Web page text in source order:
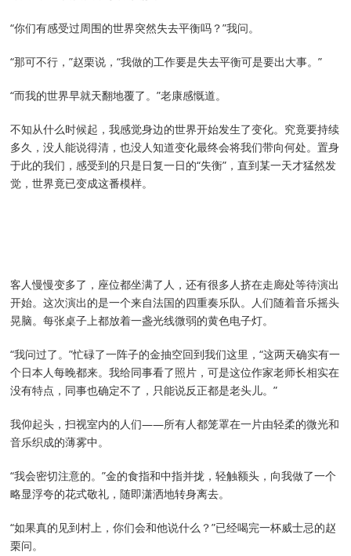
“你们有感受过周围的世界突然失去平衡吗？”我问。
“那可不行，”赵栗说，“我做的工作要是失去平衡可是要出大事。”
“而我的世界早就天翻地覆了。”老康感慨道。
不知从什么时候起，我感觉身边的世界开始发生了变化。究竟要持续
多久，没人能说得清，也没人知道变化最终会将我们带向何处。置身
于此的我们，感受到的只是日复一日的“失衡”，直到某一天才猛然发
觉，世界竟已变成这番模样。
客人慢慢变多了，座位都坐满了人，还有很多人挤在走廊处等待演出
开始。这次演出的是一个来自法国的四重奏乐队。人们随着音乐摇头
晃脑。每张桌子上都放着一盏光线微弱的黄色电子灯。
“我问过了。”忙碌了一阵子的金抽空回到我们这里，“这两天确实有一
个日本人每晚都来。我给同事看了照片，可是这位作家老师长相实在
没有特点，同事也确定不了，只能说反正都是老头儿。”
我仰起头，扫视室内的人们——所有人都笼罩在一片由轻柔的微光和
音乐织成的薄雾中。
“我会密切注意的。”金的食指和中指并拢，轻触额头，向我做了一个
略显浮夸的花式敬礼，随即潇洒地转身离去。
“如果真的见到村上，你们会和他说什么？”已经喝完一杯威士忌的赵
栗问。